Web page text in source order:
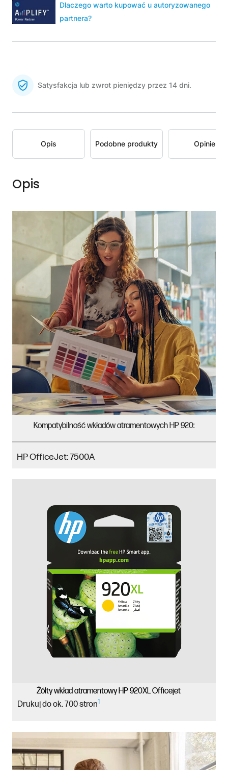
Dlaczego warto kupować u autoryzowanego
partnera?
Satysfakcja lub zwrot pieniędzy przez 14 dni.
Opis Podobne produkty Opinie
Opis
Kompatybilność wkładów atramentowych HP 920:
HP OfficeJet: 7500A
Żółty wkład atramentowy HP 920XL Officejet
Drukuj do ok. 700 stron1